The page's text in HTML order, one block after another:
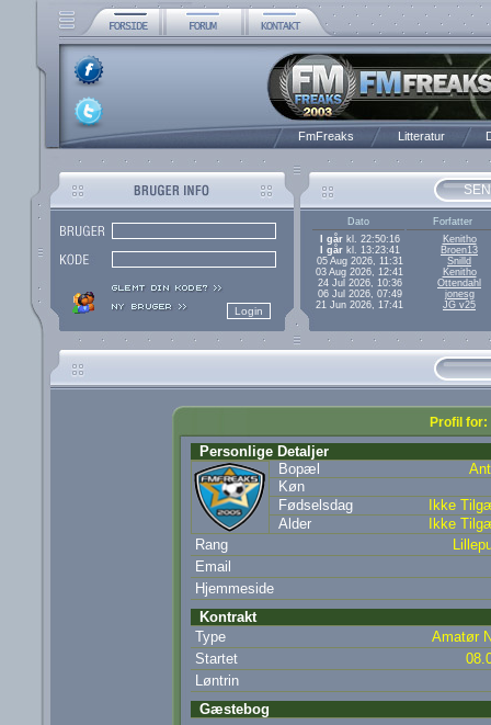
FmFreaks Litteratur
Dato
Forfatter
I gårkl. 22:50:16
Kenitho
I gårkl. 13:23:41
Broen13
05 Aug 2026, 11:31
Snilld
03 Aug 2026, 12:41
Kenitho
24 Jul 2026, 10:36
Ottendahl
06 Jul 2026, 07:49
jonesg
21 Jun 2026, 17:41
JG v25
Profil for:
Personlige Detaljer
Bopæl
Køn
Fødselsdag
Ikke
Alder
Ikke
Rang
Email
Hjemmeside
Kontrakt
Type
Amatør
Startet
Løntrin
Gæstebog